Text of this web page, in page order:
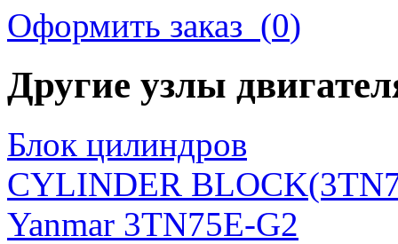
33
HOSE, D13/7.5X180
34 105025-59530 HOSE, FUEL D13X400
34‑ 2
HOSE, FUEL
23000-013000 ЗАЖИМ
35‑ 1
CLAMP, HOSE 11.5
101304-59020 СОЕДИНЕНИЕ ТРУБКИ 12
JOINT, PIPE 12
36‑ 1 119840-59570 JOINT, OVERFLOW
37 124766-59050 CLAMP, HOSE 11.5
CLAMP, HOSE 11.5
Оформить заказ (0)
Другие узлы
Блок цилиндров
CYLINDER
Yanmar 3TN75E-G2